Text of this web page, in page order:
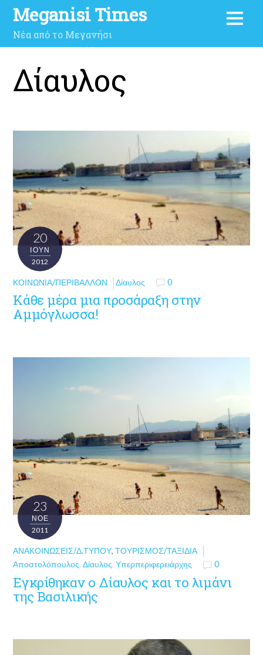
Meganisi Times
Νέα από το Μεγανήσι
Δίαυλος
20
ΙΟΎΝ
2012
ΚΟΙΝΩΝΊΑ/ΠΕΡΙΒΆΛΛΟΝ Δίαυλος 0
Κάθε μέρα μια προσάραξη στην
Αμμόγλωσσα!
23
ΝΟΈ
2011
ΑΝΑΚΟΙΝΏΣΕΙΣ/Δ.ΤΎΠΟΥ,ΤΟΥΡΙΣΜΌΣ/ΤΑΞΊΔΙΑ
Αποστολόπουλος,Δίαυλος,Υπερπεριφερειάρχης 0
Εγκρίθηκαν ο Δίαυλος και το λιμάνι
της Βασιλικής